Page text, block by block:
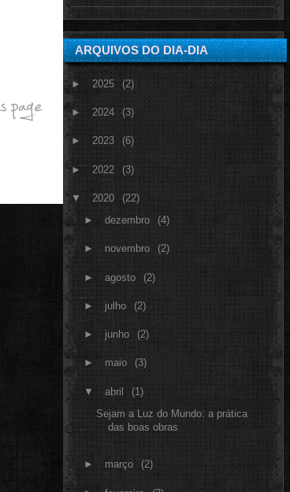
ARQUIVOS DO DIA-DIA
► 2025 (2)
► 2024 (3)
► 2023 (6)
► 2022 (3)
▼ 2020
(22)
►
dezembro (4)
► novembro (2)
► agosto (2)
► julho (2)
► junho (2)
► maio (3)
▼ abril
(1)
Sejam a Luz do Mundo: a prática
das boas obras
► março (2)